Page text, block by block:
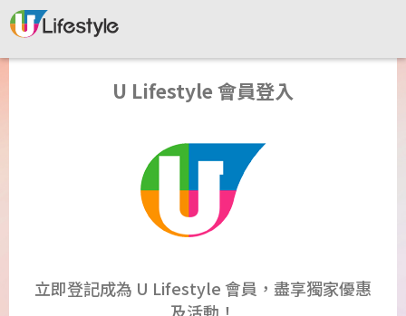
U Lifestyle 會員登入
立即登記成為 U Lifestyle 會員，盡享獨家優惠